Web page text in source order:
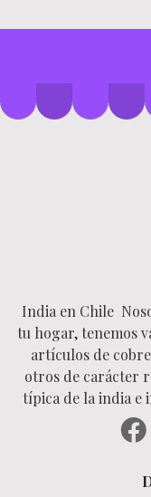
India en Chile
tu hogar, tenemos
artículos de
otros de carácter
típica de la india e